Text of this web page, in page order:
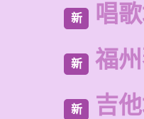
新 唱
新 福
新 吉